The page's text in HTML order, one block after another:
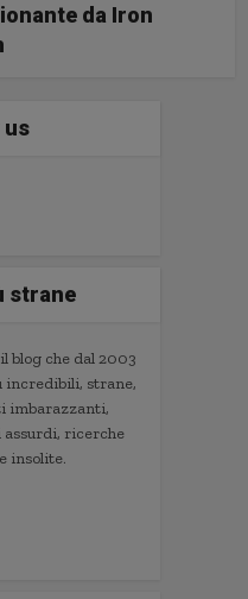
da Iron
us
strane
blog che dal 2003
incredibili, strane,
imbarazzanti,
ricerche
insolite.